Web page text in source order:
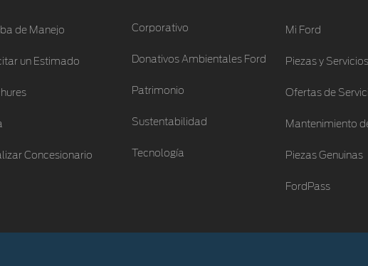
de Manejo
un Estimado
Concesionario
Corporativo
Donativos Ambientales Ford
Patrimonio
Sustentabilidad
Tecnología
Mi Ford
Piezas y Servicios
Ofertas de
Mantenimiento
Piezas Genuinas
FordPass